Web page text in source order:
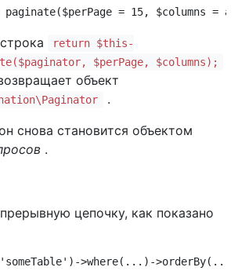
= 15, $columns
return $this-
$perPage, $columns);
объект
.
снова становится объектом
.
цепочку, как показано
>where(...)-